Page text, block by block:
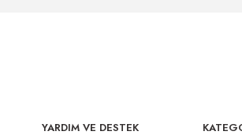
YARDIM VE DESTEK